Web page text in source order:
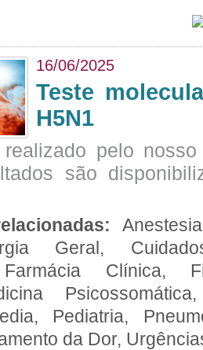
16/06/2025
Teste
H5N1
pelo
são
Geral,
Farmácia Clínica,
Pediatria,
da Dor,